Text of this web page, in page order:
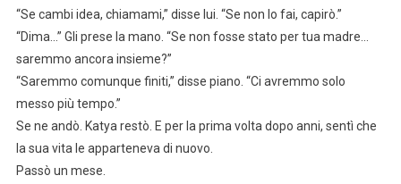
“Se cambi idea, chiamami,” disse lui. “Se non lo fai, capirò.”
“Dima…” Gli prese la mano. “Se non fosse stato per tua madre…
saremmo ancora insieme?”
“Saremmo comunque finiti,” disse piano. “Ci avremmo solo
messo più tempo.”
Se ne andò. Katya restò. E per la prima volta dopo anni, sentì che
la sua vita le apparteneva di nuovo.
Passò un mese.